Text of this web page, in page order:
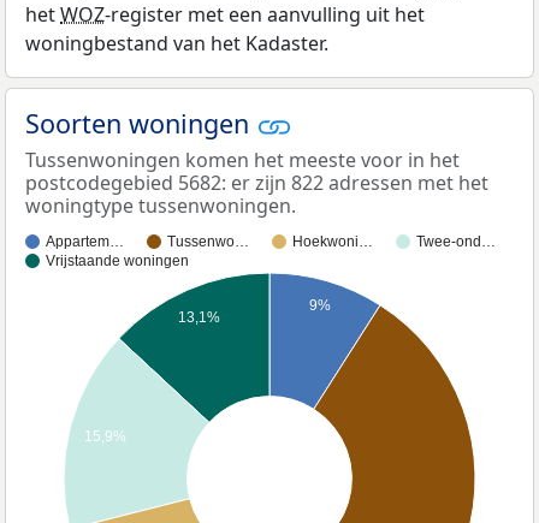
hetWOZ-register met een aanvulling uit het
woningbestand van het Kadaster.
Soorten woningen
Tussenwoningen komen het meeste voor in het
postcodegebied 5682: er zijn 822 adressen met het
woningtype tussenwoningen.
Appartem… Tussenwo… Hoekwoni…
Twee-ond…
Vrijstaande woningen
9%
13,1%
15,9%